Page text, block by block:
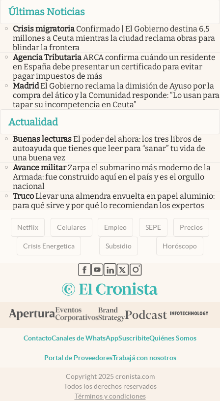
Últimas Noticias
Crisis migratoria Confirmado | El Gobierno destina 6,5
millones a Ceuta mientras la ciudad reclama obras para
blindar la frontera
Agencia TributariaARCA confirma cuándo un residente
en España debe presentar un certificado para evitar
pagar impuestos de más
MadridEl Gobierno reclama la dimisión de Ayuso por la
compra del ático y la Comunidad responde: “Lo usan para
tapar su incompetencia en Ceuta”
Actualidad
Buenas lecturasEl poder del ahora: los tres libros de
autoayuda que tienes que leer para “sanar” tu vida de
una buena vez
Avance militarZarpa el submarino más moderno de la
Armada: fue construido aquí en el país y es el orgullo
nacional
TrucoLlevar una almendra envuelta en papel aluminio:
para qué sirve y por qué lo recomiendan los expertos
Netflix Celulares Empleo SEPE Precios
Crisis Energetica Subsidio Horóscopo
abre en nueva pestaña
abre en nueva pestaña
abre en nueva pestaña
abre en nueva pestaña
abre en nueva pestaña
ContactoCanales de WhatsAppSuscribiteQuiénes Somos
Portal de ProveedoresTrabajá con nosotros
Copyright 2025 cronista.com
Todos los derechos reservados
Términos y condiciones